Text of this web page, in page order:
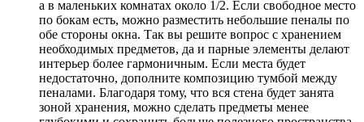
а в маленьких комнатах около 1/2. Если свободное место
по бокам есть, можно разместить небольшие пеналы по
обе стороны окна. Так вы решите вопрос с хранением
необходимых предметов, да и парные элементы делают
интерьер более гармоничным. Если места будет
недостаточно, дополните композицию тумбой между
пеналами. Благодаря тому, что вся стена будет занята
зоной хранения, можно сделать предметы менее